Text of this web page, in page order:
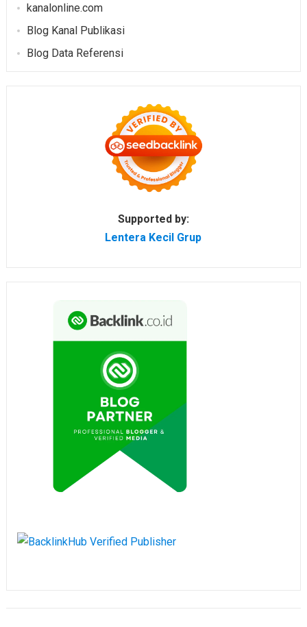
kanalonline.com
Blog Kanal Publikasi
Blog Data Referensi
Supported by:
Lentera Kecil Grup